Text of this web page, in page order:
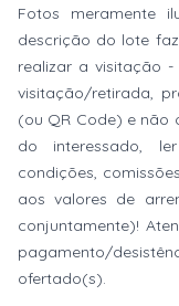
Fotos meramente
descrição do lote
realizar a visitação
visitação/retirada,
(ou QR Code) e não
do interessado,
condições,
aos valores de
conjuntamente)!
pagamento/
ofertado(s).